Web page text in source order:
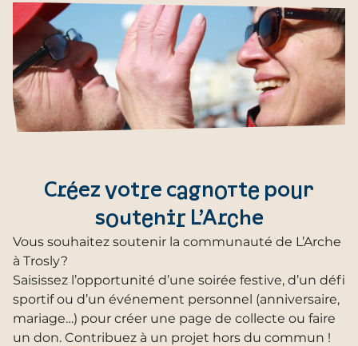
Créez votre cagnotte pour
soutenir L’Arche
Vous souhaitez soutenir la communauté de L’Arche
à Trosly?
Saisissez l’opportunité d’une soirée festive, d’un défi
sportif ou d’un événement personnel (anniversaire,
mariage…) pour créer une page de collecte ou faire
un don. Contribuez à un projet hors du commun !